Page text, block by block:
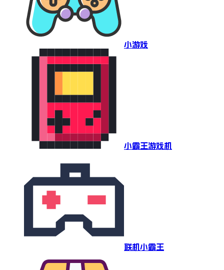
小游戏
小霸王游戏机
联机小霸王